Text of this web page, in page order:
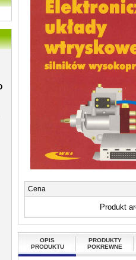
Cena
Produkt
OPIS
PRODUKTU
PRODUKTY
POKREWNE